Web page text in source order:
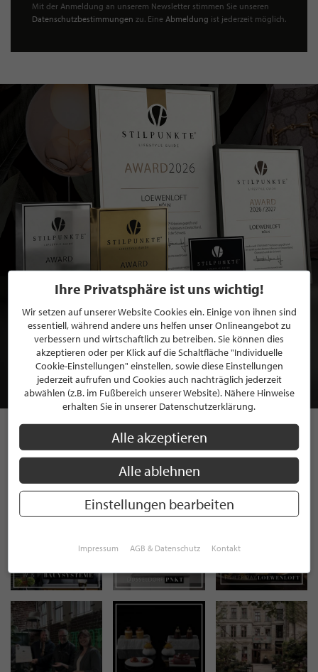
Mit der Anmeldung an unserem Newsletter stimmen Sie unseren
Datenschutzbestimmungen zu. Eine Abmeldung ist jederzeit möglich.
BEWERBEN SIE SICH FÜR EINE GRATIS
MITGLIEDSCHAFT BEI STILPUNKTE®
JETZT GRATIS BEWERBEN
STILPUNKTE AUF
INSTAGRAM
Ihre Privatsphäre ist uns wichtig!
Wir setzen auf unserer Website Cookies ein. Einige von ihnen sind
essentiell, während andere uns helfen unser Onlineangebot zu
verbessern und wirtschaftlich zu betreiben. Sie können dies
akzeptieren oder per Klick auf die Schaltfläche "Individuelle
Cookie-Einstellungen" einstellen, sowie diese Einstellungen
jederzeit aufrufen und Cookies auch nachträglich jederzeit
abwählen (z.B. im Fußbereich unserer Website). Nähere Hinweise
erhalten Sie in unserer Datenschutzerklärung.
Alle akzeptieren
Alle ablehnen
Einstellungen bearbeiten
Impressum AGB & Datenschutz Kontakt